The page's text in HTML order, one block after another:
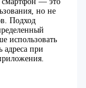
но не
Подход
использовать
адреса при